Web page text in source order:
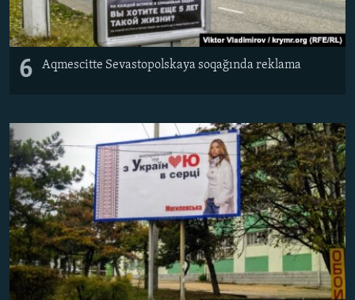
6 Aqmescitte Sevastopolskaya soqağında reklama